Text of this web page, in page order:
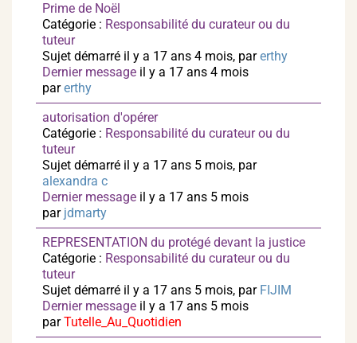
Prime de Noël
Catégorie : Responsabilité du curateur ou du
tuteur
Sujet démarré il y a 17 ans 4 mois, parerthy
Dernier message il y a 17 ans 4 mois
parerthy
autorisation d'opérer
Catégorie : Responsabilité du curateur ou du
tuteur
Sujet démarré il y a 17 ans 5 mois, par
alexandra c
Dernier message il y a 17 ans 5 mois
par jdmarty
REPRESENTATION du protégé devant la justice
Catégorie : Responsabilité du curateur ou du
tuteur
Sujet démarré il y a 17 ans 5 mois, par FIJIM
Dernier message il y a 17 ans 5 mois
parTutelle_Au_Quotidien